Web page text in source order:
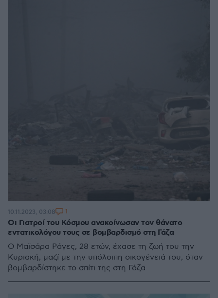
Οι Γιατροί του Κόσμου ανακοίνωσαν τον θάνατο
εντατικολόγου τους σε βομβαρδισμό στη Γάζα
Ο Μαϊσάρα Ράγες, 28 ετών, έχασε τη ζωή του την
Κυριακή, μαζί με την υπόλοιπη οικογένειά του, όταν
βομβαρδίστηκε το σπίτι της στη Γάζα
10.11.2023, 03:08 1